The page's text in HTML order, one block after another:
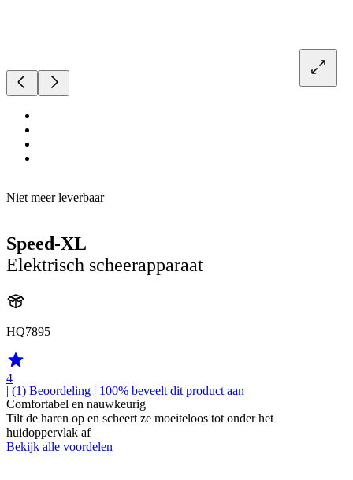
Niet meer leverbaar
Speed-XL
Elektrisch scheerapparaat
HQ7895
4
| (1) Beoordeling | 100% beveelt dit product aan
Comfortabel en nauwkeurig
Tilt de haren op en scheert ze moeiteloos tot onder het
huidoppervlak af
Bekijk alle voordelen